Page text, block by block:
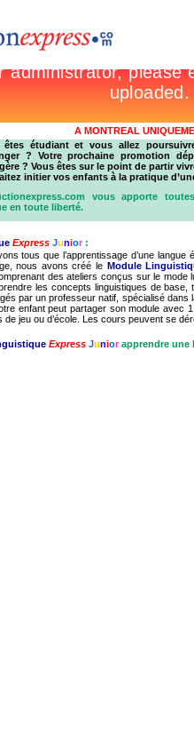
A MONTREAL
êtes étudiant et vous allez
? Votre prochaine promotion
? Vous êtes sur le point de partir
initier vos enfants à la pratique
vous apporte
en toute liberté.
Express Junior :
tous que l’apprentissage d’une
nous avons créé le Module
des ateliers conçus sur le
les concepts linguistiques de
par un professeur natif, spécialisé dans
enfant peut partager son module avec
jeu ou d’école. Les cours peuvent se
Express Junior apprendre une